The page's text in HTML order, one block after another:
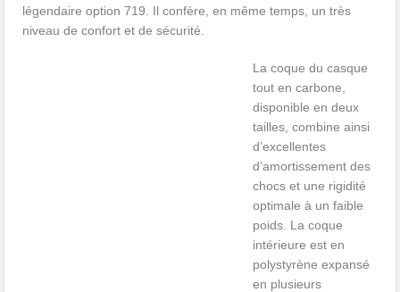
légendaire option 719. Il confère, en même temps, un très
niveau de confort et de sécurité.
La coque du casque
tout en carbone,
disponible en deux
tailles, combine ainsi
d’excellentes
d’amortissement des
chocs et une rigidité
optimale à un faible
poids. La coque
intérieure est en
polystyrène expansé
en plusieurs